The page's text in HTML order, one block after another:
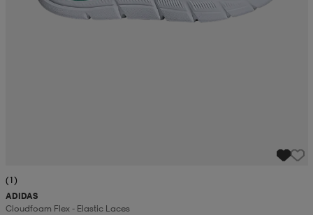
(1)
ADIDAS
Cloudfoam Flex - Elastic Laces